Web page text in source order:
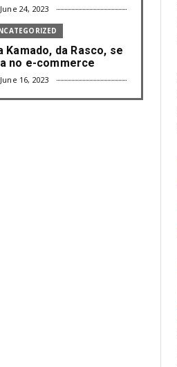
June 24, 2023
Kamado, da Rasco, se
no e-commerce
June 16, 2023